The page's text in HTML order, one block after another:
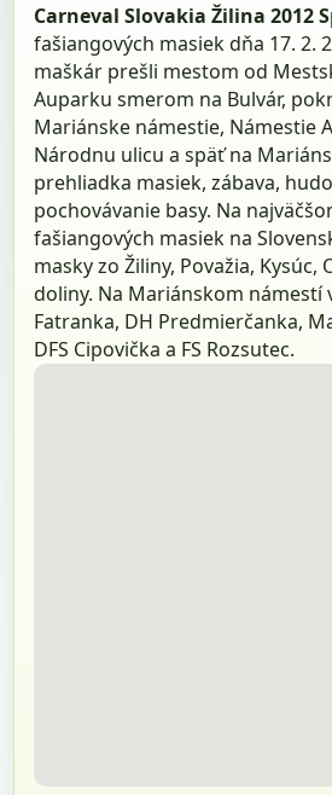
Carneval Slovakia Žilina 2012
fašiangových masiek dňa 17. 2.
maškár prešli mestom od
Auparku smerom na Bulvár,
Mariánske námestie, Námestie
Národnu ulicu a späť na
prehliadka masiek, zábava,
pochovávanie basy. Na
fašiangových masiek na
masky zo Žiliny, Považia, Kysúc,
doliny. Na Mariánskom námestí
Fatranka, DH Predmierčanka,
DFS Cipovička a FS Rozsutec.